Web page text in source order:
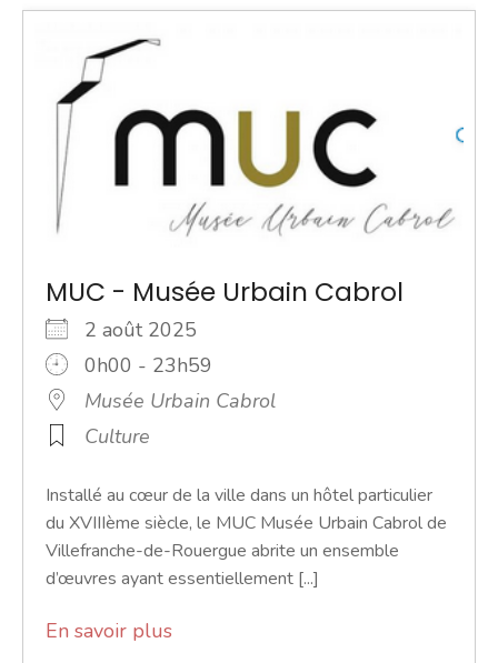
MUC - Musée Urbain Cabrol
2 août 2025
0h00 - 23h59
Musée Urbain Cabrol
Culture
Installé au cœur de la ville dans un hôtel particulier
du XVIIIème siècle, le MUC Musée Urbain Cabrol de
Villefranche-de-Rouergue abrite un ensemble
d’œuvres ayant essentiellement [...]
En savoir plus